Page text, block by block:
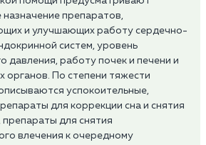
назначение препаратов,
и улучшающих работу сердечно-
систем, уровень
давления, работу почек и печени и
органов. По степени тяжести
успокоительные,
для коррекции сна и снятия
для снятия
влечения к очередному